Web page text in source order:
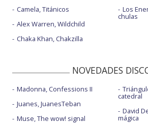
Camela, Titánicos
Alex Warren, Wildchild
Chaka Khan, Chakzilla
Los
chulas
NOVEDADES
Madonna, Confessions II
Juanes, JuanesTeban
Muse, The wow! signal
catedral
David
mágica